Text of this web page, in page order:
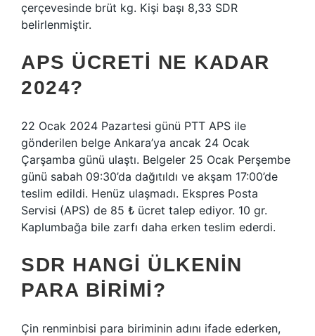
çerçevesinde brüt kg. Kişi başı 8,33 SDR
belirlenmiştir.
APS ÜCRETI NE KADAR
2024?
22 Ocak 2024 Pazartesi günü PTT APS ile
gönderilen belge Ankara’ya ancak 24 Ocak
Çarşamba günü ulaştı. Belgeler 25 Ocak Perşembe
günü sabah 09:30’da dağıtıldı ve akşam 17:00’de
teslim edildi. Henüz ulaşmadı. Ekspres Posta
Servisi (APS) de 85 ₺ ücret talep ediyor. 10 gr.
Kaplumbağa bile zarfı daha erken teslim ederdi.
SDR HANGI ÜLKENIN
PARA BIRIMI?
Çin renminbisi para biriminin adını ifade ederken,